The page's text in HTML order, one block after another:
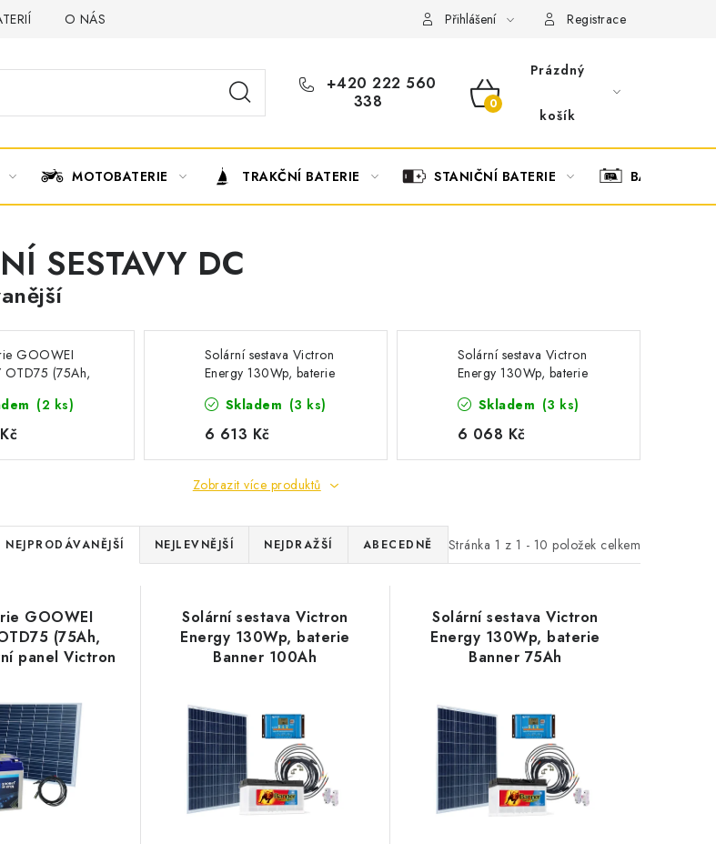
O NÁS OBCHODNÍ PODMÍNKY OCHRANA OSOBNÍCH ÚDAJŮ
Přihlášení Registrace
+420 222 560
338
NÁKUPNÍ
Prázdný
košík
MOTOBATERIE TRAKČNÍ BATERIE STANIČNÍ BATERIE BATERIOVÉ
SESTAVY DC
GOOWEI
OTD75 (75Ah,
(2 ks)
Solární sestava Victron
Energy 130Wp, baterie
Skladem (3 ks)
6 613 Kč
Solární sestava Victron
Energy 130Wp, baterie
Skladem (3 ks)
6 068 Kč
Zobrazit více produktů
Stránka 1 z 1 - 10 položek celkem
ŘNEJPRODÁVANĚJŠÍ NEJLEVNĚJŠÍ NEJDRAŽŠÍ ABECEDNĚ
GOOWEI
(75Ah,
panel Victron
Solární sestava Victron
Energy 130Wp, baterie
Banner 100Ah
Solární sestava Victron
Energy 130Wp, baterie
Banner 75Ah